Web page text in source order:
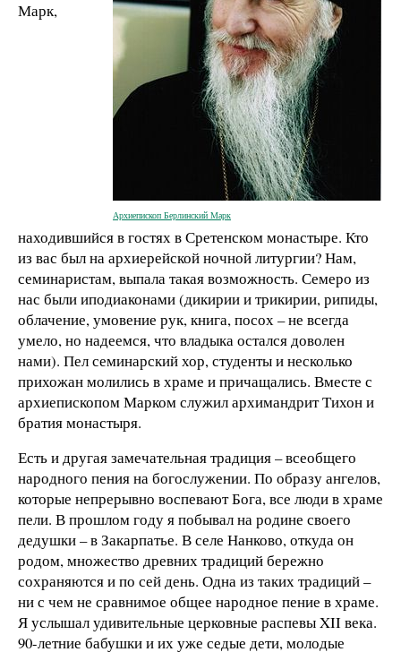
Архиепископ Берлинский Марк
Марк,
находившийся в гостях в Сретенском монастыре. Кто
из вас был на архиерейской ночной литургии? Нам,
семинаристам, выпала такая возможность. Семеро из
нас были иподиаконами (дикирии и трикирии, рипиды,
облачение, умовение рук, книга, посох – не всегда
умело, но надеемся, что владыка остался доволен
нами). Пел семинарский хор, студенты и несколько
прихожан молились в храме и причащались. Вместе с
архиепископом Марком служил архимандрит Тихон и
братия монастыря.
Есть и другая замечательная традиция – всеобщего
народного пения на богослужении. По образу ангелов,
которые непрерывно воспевают Бога, все люди в храме
пели. В прошлом году я побывал на родине своего
дедушки – в Закарпатье. В селе Нанково, откуда он
родом, множество древних традиций бережно
сохраняются и по сей день. Одна из таких традиций –
ни с чем не сравнимое общее народное пение в храме.
Я услышал удивительные церковные распевы XII века.
90-летние бабушки и их уже седые дети, молодые